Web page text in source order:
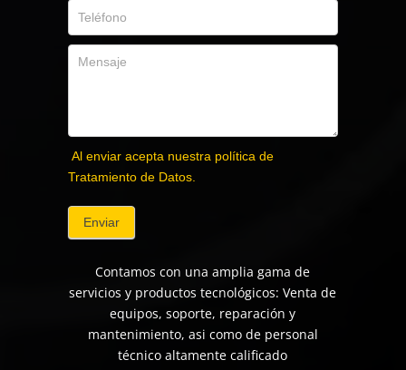
Al enviar acepta nuestra política de
Tratamiento de Datos.
Enviar
Contamos con una amplia gama de
servicios y productos tecnológicos: Venta de
equipos, soporte, reparación y
mantenimiento, asi como de personal
técnico altamente calificado